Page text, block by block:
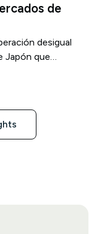
de
desigual
Japón que
y el riesgo